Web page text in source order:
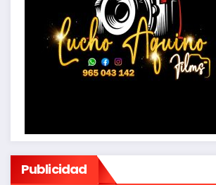
Publicidad